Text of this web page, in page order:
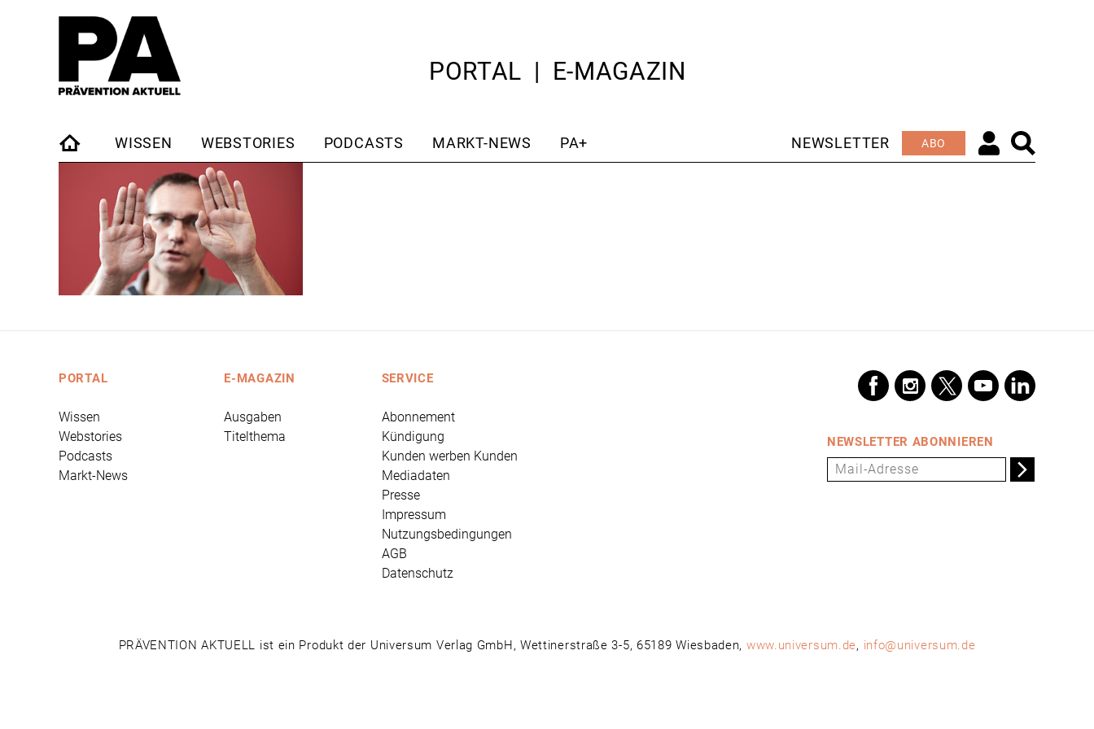
PORTAL E-MAGAZIN
WISSEN WEBSTORIES PODCASTS MARKT-NEWS PA+ NEWSLETTER ABO
PORTAL
Wissen
Webstories
Podcasts
Markt-News
E-MAGAZIN
Ausgaben
Titelthema
SERVICE
Abonnement
Kündigung
Kunden werben Kunden
Mediadaten
Presse
Impressum
Nutzungsbedingungen
AGB
Datenschutz
NEWSLETTER ABONNIEREN
PRÄVENTION AKTUELL ist ein Produkt der Universum Verlag GmbH, Wettinerstraße 3-5, 65189 Wiesbaden, www.universum.de, info@universum.de